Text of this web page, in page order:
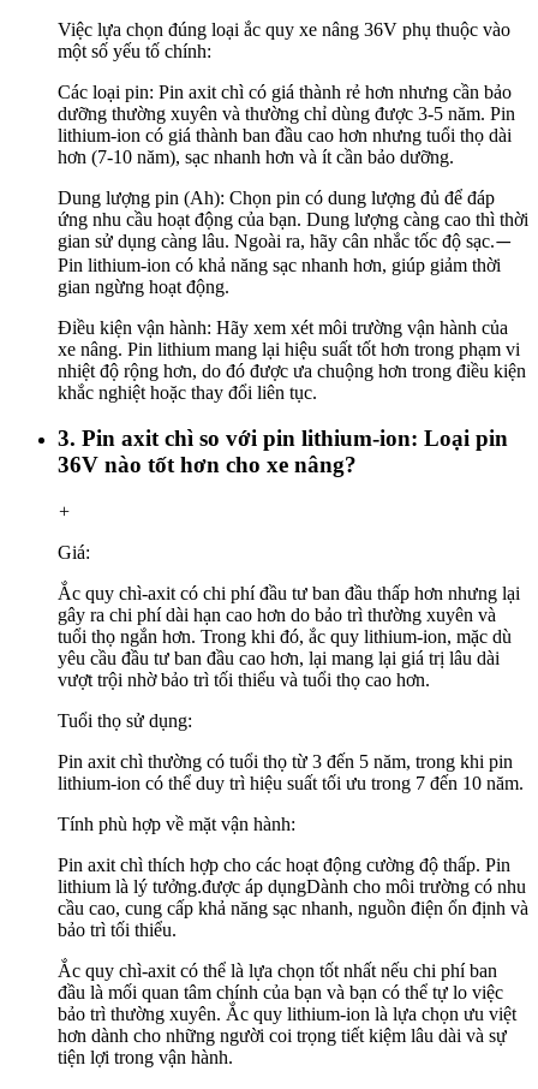
Việc lựa chọn đúng loại ắc quy xe nâng 36V phụ thuộc vào
một số yếu tố chính:
Các loại pin: Pin axit chì có giá thành rẻ hơn nhưng cần bảo
dưỡng thường xuyên và thường chỉ dùng được 3-5 năm. Pin
lithium-ion có giá thành ban đầu cao hơn nhưng tuổi thọ dài
hơn (7-10 năm), sạc nhanh hơn và ít cần bảo dưỡng.
Dung lượng pin (Ah): Chọn pin có dung lượng đủ để đáp
ứng nhu cầu hoạt động của bạn. Dung lượng càng cao thì thời
gian sử dụng càng lâu. Ngoài ra, hãy cân nhắc tốc độ sạc.—
Pin lithium-ion có khả năng sạc nhanh hơn, giúp giảm thời
gian ngừng hoạt động.
Điều kiện vận hành: Hãy xem xét môi trường vận hành của
xe nâng. Pin lithium mang lại hiệu suất tốt hơn trong phạm vi
nhiệt độ rộng hơn, do đó được ưa chuộng hơn trong điều kiện
khắc nghiệt hoặc thay đổi liên tục.
3. Pin axit chì so với pin lithium-ion: Loại pin
36V nào tốt hơn cho xe nâng?
+
Giá:
Ắc quy chì-axit có chi phí đầu tư ban đầu thấp hơn nhưng lại
gây ra chi phí dài hạn cao hơn do bảo trì thường xuyên và
tuổi thọ ngắn hơn. Trong khi đó, ắc quy lithium-ion, mặc dù
yêu cầu đầu tư ban đầu cao hơn, lại mang lại giá trị lâu dài
vượt trội nhờ bảo trì tối thiểu và tuổi thọ cao hơn.
Tuổi thọ sử dụng:
Pin axit chì thường có tuổi thọ từ 3 đến 5 năm, trong khi pin
lithium-ion có thể duy trì hiệu suất tối ưu trong 7 đến 10 năm.
Tính phù hợp về mặt vận hành:
Pin axit chì thích hợp cho các hoạt động cường độ thấp. Pin
lithium là lý tưởng.được áp dụngDành cho môi trường có nhu
cầu cao, cung cấp khả năng sạc nhanh, nguồn điện ổn định và
bảo trì tối thiểu.
Ắc quy chì-axit có thể là lựa chọn tốt nhất nếu chi phí ban
đầu là mối quan tâm chính của bạn và bạn có thể tự lo việc
bảo trì thường xuyên. Ắc quy lithium-ion là lựa chọn ưu việt
hơn dành cho những người coi trọng tiết kiệm lâu dài và sự
tiện lợi trong vận hành.